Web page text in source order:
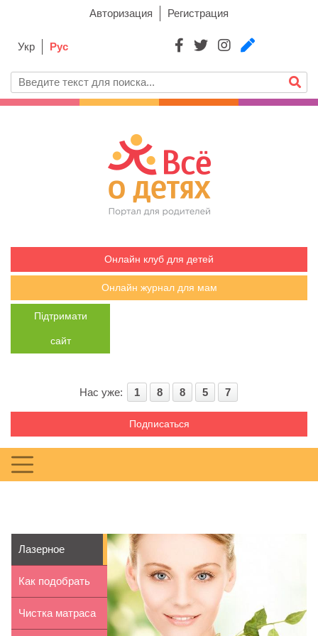
Авторизация Регистрация
Укр Рус
Онлайн клуб для детей
Онлайн журнал для мам
Підтримати
сайт
Нас уже: 1 8 8 5 7
Подписаться
Лазерное
омоложение
кожи — верн...
Как подобрать
расческу для
Чистка матраса